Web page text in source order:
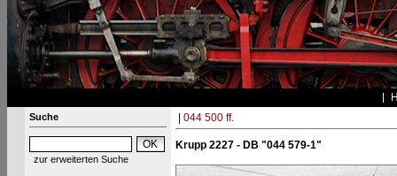
Suche
zur erweiterten Suche
044 500 ff.
Krupp 2227 - DB "044 579-1"